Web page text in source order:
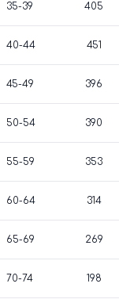
35-39 405
40-44 451
45-49 396
50-54 390
55-59 353
60-64 314
65-69 269
70-74 198